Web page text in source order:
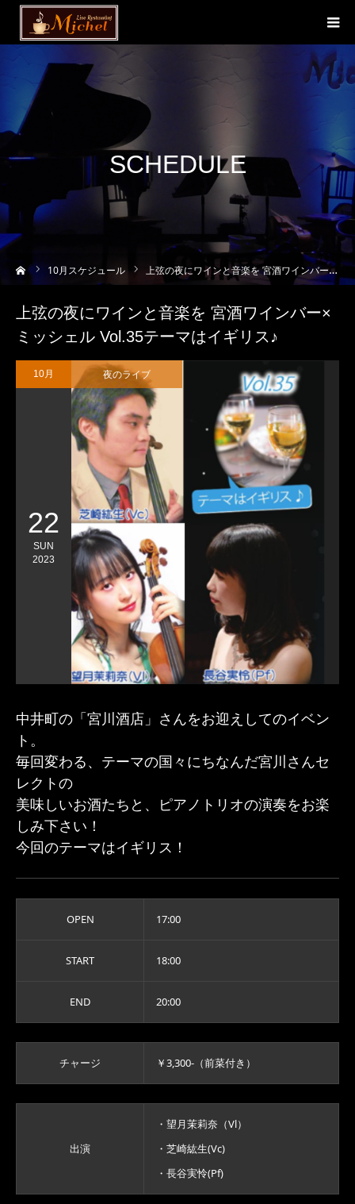
SCHEDULE
10月スケジュール 上弦の夜にワインと音楽を 宮酒ワインバー×ミッシェル Vol.35テーマはイギリス♪
上弦の夜にワインと音楽を 宮酒ワインバー×
ミッシェル Vol.35テーマはイギリス♪
10月
22
SUN
2023
夜のライブ
中井町の「宮川酒店」さんをお迎えしてのイベン
ト。
毎回変わる、テーマの国々にちなんだ宮川さんセ
レクトの
美味しいお酒たちと、ピアノトリオの演奏をお楽
しみ下さい！
今回のテーマはイギリス！
OPEN 17:00
START 18:00
END 20:00
チャージ ￥3,300-（前菜付き）
出演
・望月茉莉奈（Vl）
・芝崎紘生(Vc)
・長谷実怜(Pf)